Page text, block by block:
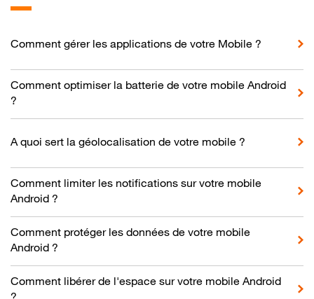
Comment gérer les applications de votre Mobile ?
Comment optimiser la batterie de votre mobile Android
?
A quoi sert la géolocalisation de votre mobile ?
Comment limiter les notifications sur votre mobile
Android ?
Comment protéger les données de votre mobile
Android ?
Comment libérer de l'espace sur votre mobile Android